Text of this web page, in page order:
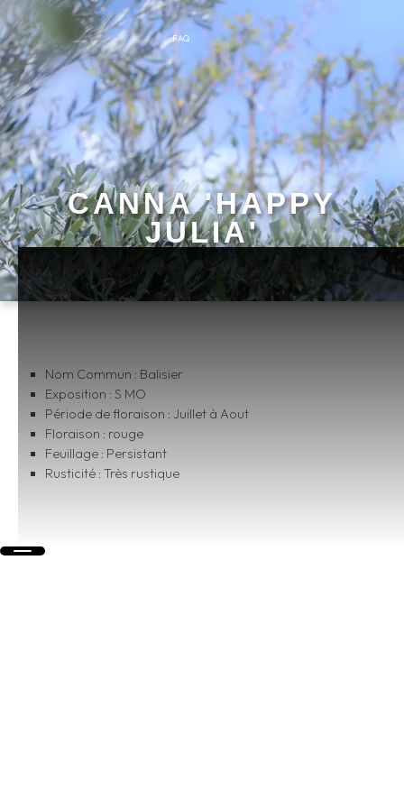
FAQ
CANNA 'HAPPY
JULIA'
Nom Commun : Balisier
Exposition : S MO
Période de floraison : Juillet à Aout
Floraison : rouge
Feuillage : Persistant
Rusticité : Très rustique